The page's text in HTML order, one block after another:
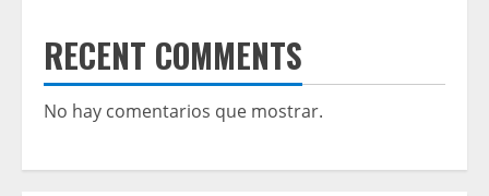
RECENT COMMENTS
No hay comentarios que mostrar.